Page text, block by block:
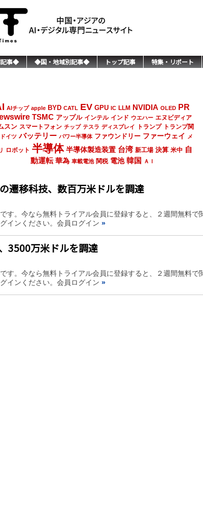
記事◆ ◆国・地域別記事◆ トップ記事 特集・リポート
AIチップ apple BYD CATL EV GPU IC LLM NVIDIA OLED PR
TSMC アップル インテル インド ウエハー エヌビディア
スン スマートフォン チップ テスラ ディスプレイ トランプ
トランプ関
ドイツ バッテリー パワー半導体 ファウンドリー ファーウェイ メ
ロボット 半導体 半導体製造装置 台湾 新工場 決算 米中 自
動運転 華為 車載電池 関税 電池 韓国 ＡＩ
遷移科技、数百万米ドルを調達
す。今なら無料トライアル会員に登録すると、２週間無料で
インください。会員ログイン »
3500万米ドルを調達
す。今なら無料トライアル会員に登録すると、２週間無料で
インください。会員ログイン »